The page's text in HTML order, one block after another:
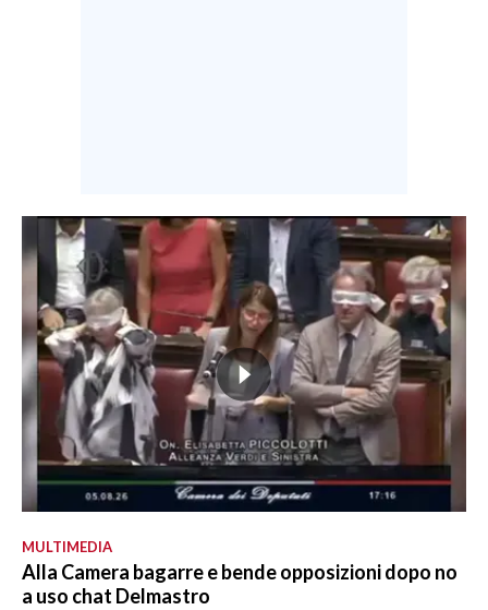
MULTIMEDIA
Alla Camera bagarre e bende opposizioni dopo no
a uso chat Delmastro